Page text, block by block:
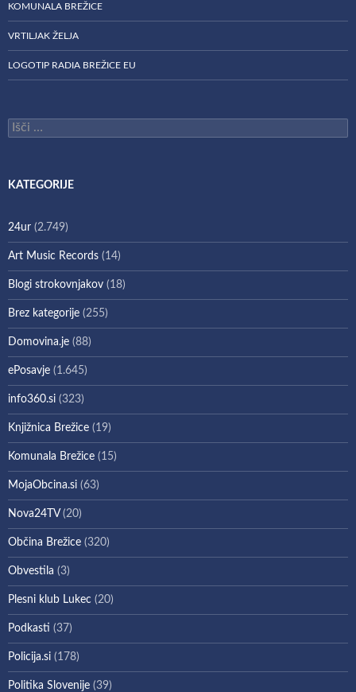
KOMUNALA BREŽICE
VRTILJAK ŽELJA
LOGOTIP RADIA BREŽICE EU
Išči:
KATEGORIJE
24ur (2.749)
Art Music Records (14)
Blogi strokovnjakov (18)
Brez kategorije (255)
Domovina.je (88)
ePosavje (1.645)
info360.si (323)
Knjižnica Brežice (19)
Komunala Brežice (15)
MojaObcina.si (63)
Nova24TV(20)
Občina Brežice (320)
Obvestila (3)
Plesni klub Lukec (20)
Podkasti (37)
Policija.si (178)
Politika Slovenije (39)